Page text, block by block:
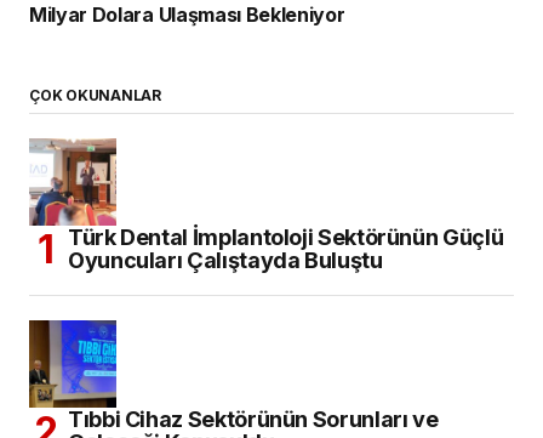
Milyar Dolara Ulaşması Bekleniyor
ÇOK OKUNANLAR
Türk Dental İmplantoloji Sektörünün Güçlü
Oyuncuları Çalıştayda Buluştu
Tıbbi Cihaz Sektörünün Sorunları ve